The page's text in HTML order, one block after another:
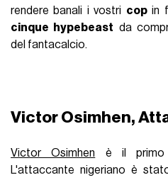
rendere banali i vostri copin
cinque hypebeast da
del fantacalcio.
Victor Osimhen,
Victor Osimhen è il primo
L'attaccante nigeriano è